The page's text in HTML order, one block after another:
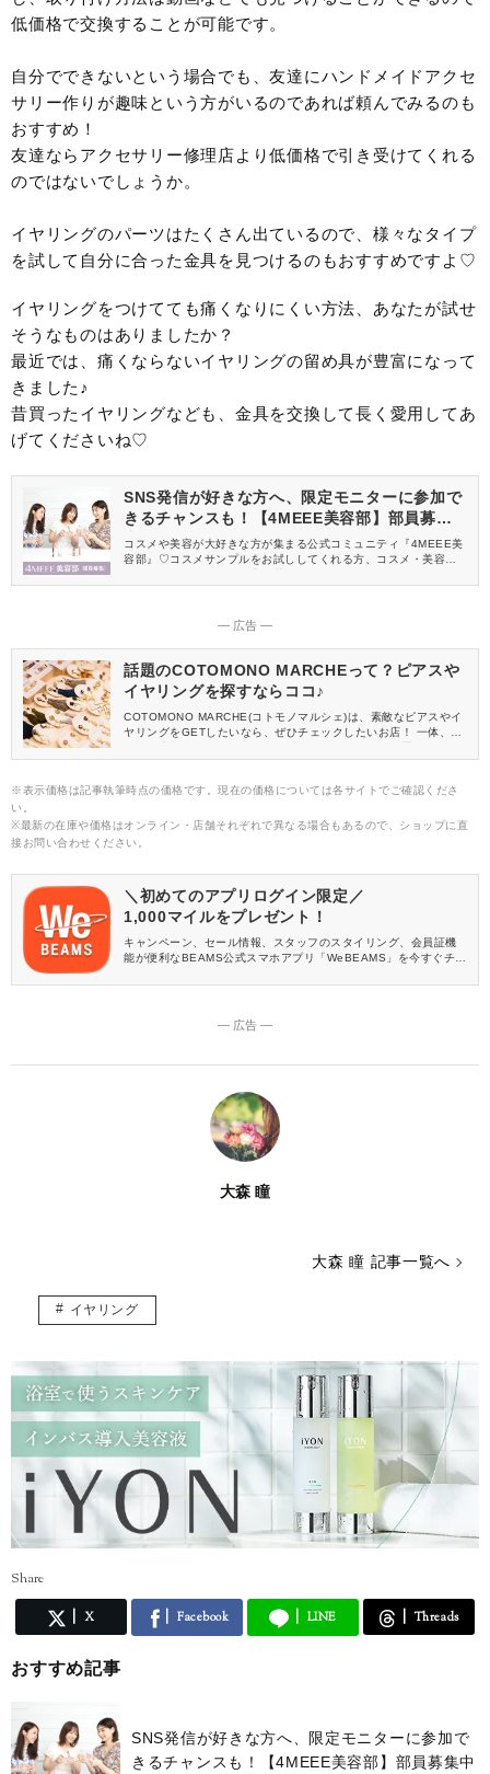
低価格で交換することが可能です。
自分でできないという場合でも、友達にハンドメイドアクセ
サリー作りが趣味という方がいるのであれば頼んでみるのも
おすすめ！
友達ならアクセサリー修理店より低価格で引き受けてくれる
のではないでしょうか。
イヤリングのパーツはたくさん出ているので、様々なタイプ
を試して自分に合った金具を見つけるのもおすすめですよ♡
イヤリングをつけてても痛くなりにくい方法、あなたが試せ
そうなものはありましたか？
最近では、痛くならないイヤリングの留め具が豊富になって
きました♪
昔買ったイヤリングなども、金具を交換して長く愛用してあ
げてくださいね♡
SNS発信が好きな方へ、限定モニターに参加で
きるチャンスも！【4MEEE美容部】部員募集
中
コスメや美容が大好きな方が集まる公式コミュニティ『4MEEE美
容部』♡コスメサンプルをお試ししてくれる方、コスメ・美容情報
― 広告 ―
話題のCOTOMONO MARCHEって？ピアスや
イヤリングを探すならココ♪
COTOMONO MARCHE(コトモノマルシェ)は、素敵なピアスやイ
ヤリングをGETしたいなら、ぜひチェックしたいお店！ 一体、ど
アクセサリーの特徴や、利用するメリットなどをご紹介します♡
※表示価格は記事執筆時点の価格です。現在の価格については各サイトでご確認くださ
い。
※最新の在庫や価格はオンライン・店舗それぞれで異なる場合もあるので、ショップに直
接お問い合わせください。
＼初めてのアプリログイン限定／
1,000マイルをプレゼント！
キャンペーン、セール情報、スタッフのスタイリング、会員証機
能が便利なBEAMS公式スマホアプリ「WeBEAMS」を今すぐチェ
― 広告 ―
大森 瞳
大森 瞳 記事一覧へ
イヤリング
Share
X Facebook LINE Threads
おすすめ記事
SNS発信が好きな方へ、限定モニターに参加で
きるチャンスも！【4MEEE美容部】部員募集中